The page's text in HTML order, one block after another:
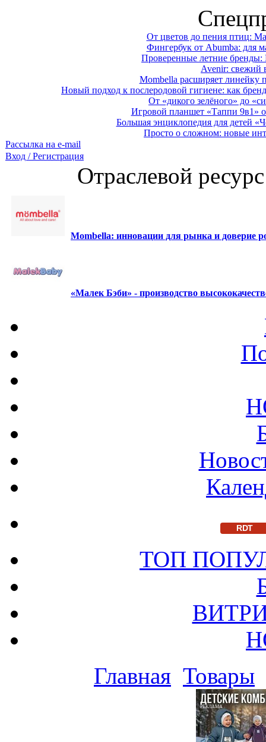
От цветов до пения птиц:
Фингербук от Abumba: для
Проверенные летние
Avenir: свежий
Mombella расширяет линейку
Новый подход к послеродовой гигиене: как
От «дикого зелёного» до
Игровой планшет «Таппи 9в1»
Большая энциклопедия для детей
Просто о сложном: новые
Рассылка на e-mail
Вход / Регистрация
Отраслевой
Mombella: инновации для рынка и доверие
«Малек Бэби» - производство
RDT
ТОП
Главная Товары
РЕКЛАМА